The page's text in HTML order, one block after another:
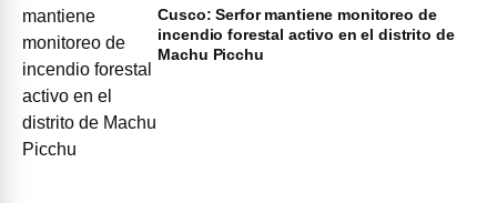
Cusco: Serfor mantiene monitoreo de
incendio forestal activo en el distrito de
Machu Picchu